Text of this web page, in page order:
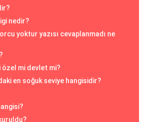
nedir?
yoktur yazısı cevaplanmadı ne
mi devlet mi?
en soğuk seviye hangisidir?